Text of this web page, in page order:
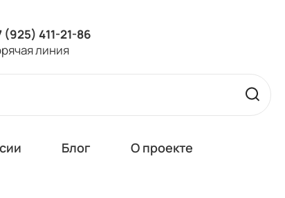
(925) 411-21-86
линия
Блог О проекте